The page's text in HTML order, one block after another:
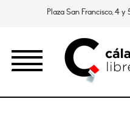
Plaza San Francisco, 4